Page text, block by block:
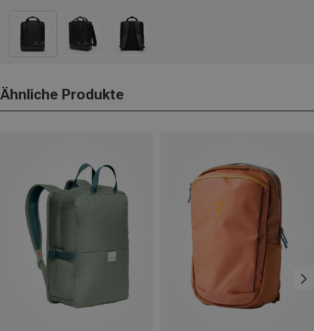
Ähnliche Produkte